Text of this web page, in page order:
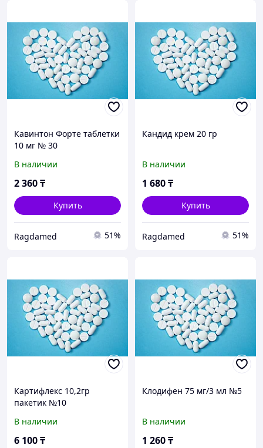
Кавинтон Форте таблетки
10 мг № 30
В наличии
2 360₸
Купить
Ragdamed 51%
Кандид крем 20 гр
В наличии
1 680₸
Купить
Ragdamed 51%
Картифлекс 10,2гр
пакетик №10
В наличии
6 100₸
Клодифен 75 мг/3 мл №5
В наличии
1 260₸